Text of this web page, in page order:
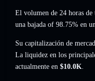
El volumen de 24 horas
una bajada of 98.75% en
Su capitalización de
La liquidez en los
actualmente en $10.0K.